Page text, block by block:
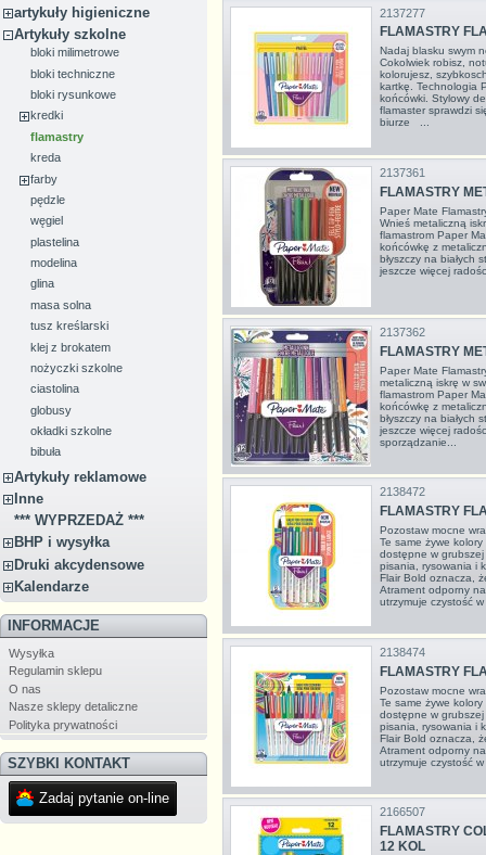
artykuły higieniczne
Artykuły szkolne
bloki milimetrowe
bloki techniczne
bloki rysunkowe
kredki
flamastry
kreda
farby
pędzle
węgiel
plastelina
modelina
glina
masa solna
tusz kreślarski
klej z brokatem
nożyczki szkolne
ciastolina
globusy
okładki szkolne
bibuła
Artykuły reklamowe
Inne
*** WYPRZEDAŻ ***
BHP i wysyłka
Druki akcydensowe
Kalendarze
INFORMACJE
Wysyłka
Regulamin sklepu
O nas
Nasze sklepy detaliczne
Polityka prywatności
SZYBKI KONTAKT
Zadaj pytanie on-line
2137277
FLAMASTRY
Nadaj blasku swym
Cokolwiek robisz,
kolorujesz,
kartkę. Technologia
końcówki. Stylowy
flamaster sprawdzi
biurze ...
2137361
FLAMASTRY
Paper Mate
Wnieś metaliczną
flamastrom Paper
końcówkę z
błyszczy na białych
jeszcze więcej
2137362
FLAMASTRY
Paper Mate
metaliczną iskrę w
flamastrom Paper
końcówkę z
błyszczy na białych
jeszcze więcej
sporządzanie...
2138472
FLAMASTRY
Pozostaw mocne
Te same żywe
dostępne w
pisania, rysowania i
Flair Bold oznacza,
Atrament odporny
utrzymuje czystość
2138474
FLAMASTRY
Pozostaw mocne
Te same żywe
dostępne w
pisania, rysowania i
Flair Bold oznacza,
Atrament odporny
utrzymuje czystość
2166507
FLAMASTRY
12 KOL